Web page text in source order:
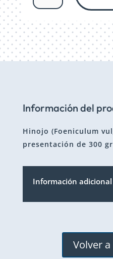
Té
Información del
Hinojo (Foeniculum
presentación de 300
Información adicional
Volver